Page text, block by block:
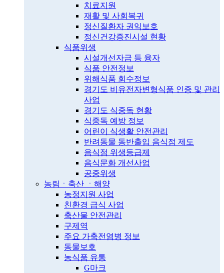
치료지원
재활 및 사회복귀
정신질환자 권익보호
정신건강증진시설 현황
식품위생
시설개선자금 등 융자
식품 안전정보
위해식품 회수정보
경기도 비유전자변형식품 인증 및 관리
사업
경기도 식중독 현황
식중독 예방 정보
어린이 식생활 안전관리
반려동물 동반출입 음식점 제도
음식점 위생등급제
음식문화 개선사업
공중위생
농림ㆍ축산 ㆍ해양
농정지원 사업
친환경 급식 사업
축산물 안전관리
구제역
주요 가축전염병 정보
동물보호
농식품 유통
G마크